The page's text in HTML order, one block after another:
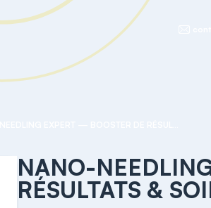
NANO-
RÉSULTATS &